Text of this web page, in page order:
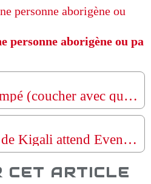
personne aborigène ou pa
Avez-vous déjà trompé (coucher avec quelqu'un d'autre alors que vous étiez en couple) ?
Le redoutable Mur de Kigali attend Evenepoel, Pogačar et les autres favoris
CET ARTICLE